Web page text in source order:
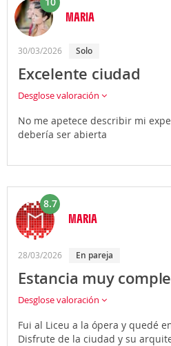
MARIA
30/03/2026 Solo
Excelente ciudad
Desglose valoración
No me apetece describir mi
debería ser abierta
8.7
MARIA
28/03/2026 En pareja
Estancia muy
Desglose valoración
Fui al Liceu a la ópera y quedé
Disfrute de la ciudad y su